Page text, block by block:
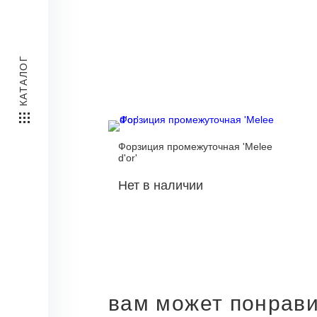
КАТАЛОГ
Форзиция промежуточная 'Melee
d'or'
Нет в наличии
вам может